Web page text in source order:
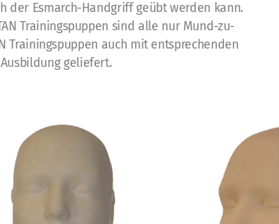
Esmarch-Handgriff geübt werden kann.
Trainingspuppen sind alle nur Mund-zu-
Trainingspuppen auch mit entsprechenden
geliefert.